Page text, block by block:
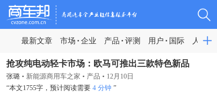
最新文章 市场 企业 产品 评测 用户 国际 人物
抢攻纯电动轻卡市场：欧马可推出三款特色新品
张璐 • 新能源商用车之家 • 产品 • 12月10日
“本文1755字，预计阅读需要4 分钟”